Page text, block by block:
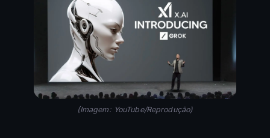
(Imagem: YouTube/Reprodução)